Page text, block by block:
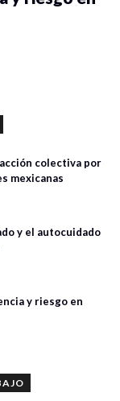
colectiva por
mexicanas
y el autocuidado
y riesgo en